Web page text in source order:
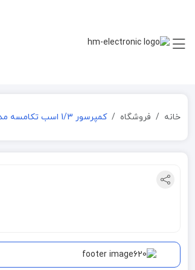
خانه فروشگاه کمپرسور 1/3 اسب تکامسه مدل AKA9428EXDمبرد R22